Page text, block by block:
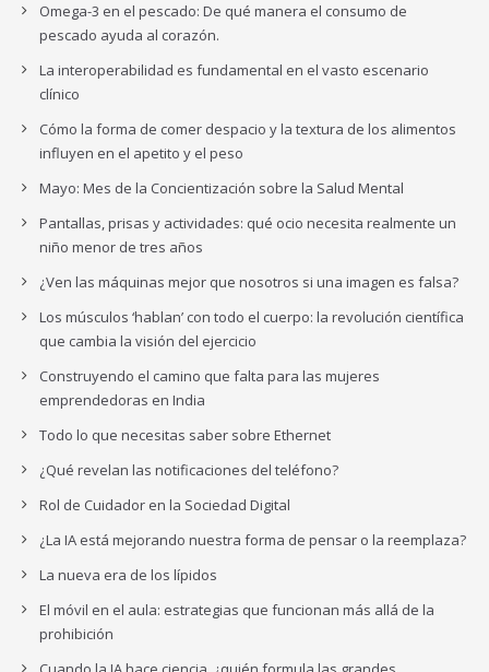
Omega-3 en el pescado: De qué manera el consumo de
pescado ayuda al corazón.
La interoperabilidad es fundamental en el vasto escenario
clínico
Cómo la forma de comer despacio y la textura de los alimentos
influyen en el apetito y el peso
Mayo: Mes de la Concientización sobre la Salud Mental
Pantallas, prisas y actividades: qué ocio necesita realmente un
niño menor de tres años
¿Ven las máquinas mejor que nosotros si una imagen es falsa?
Los músculos ‘hablan’ con todo el cuerpo: la revolución científica
que cambia la visión del ejercicio
Construyendo el camino que falta para las mujeres
emprendedoras en India
Todo lo que necesitas saber sobre Ethernet
¿Qué revelan las notificaciones del teléfono?
Rol de Cuidador en la Sociedad Digital
¿La IA está mejorando nuestra forma de pensar o la reemplaza?
La nueva era de los lípidos
El móvil en el aula: estrategias que funcionan más allá de la
prohibición